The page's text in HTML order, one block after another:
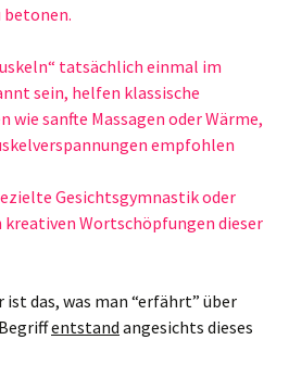
betonen.
tatsächlich einmal im
sein, helfen klassische
wie sanfte Massagen oder Wärme,
empfohlen
Gesichtsgymnastik oder
kreativen Wortschöpfungen dieser
das, was man “erfährt” über
entstand angesichts dieses